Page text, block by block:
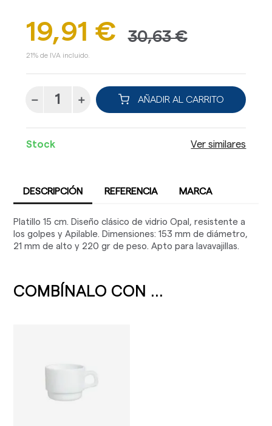
19,91 € 30,63 €
21% de IVA incluido.
AÑADIR AL CARRITO
Stock Ver similares
DESCRIPCIÓN REFERENCIA MARCA
Platillo 15 cm. Diseño clásico de vidrio Opal, resistente a
los golpes y Apilable. Dimensiones: 153 mm de diámetro,
21 mm de alto y 220 gr de peso. Apto para lavavajillas.
COMBÍNALO CON ...